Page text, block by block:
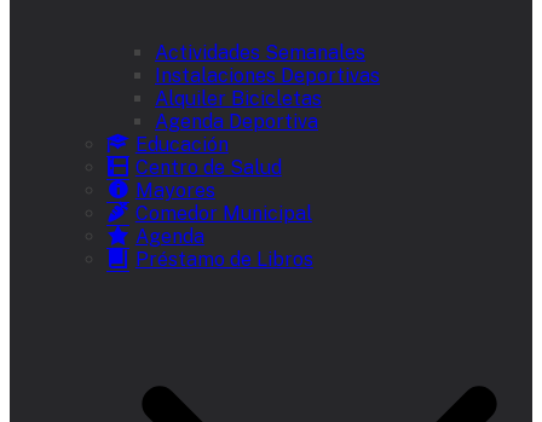
Actividades Semanales
Instalaciones Deportivas
Alquiler Bicicletas
Agenda Deportiva
Educación
Centro de Salud
Mayores
Comedor Municipal
Agenda
Préstamo de Libros